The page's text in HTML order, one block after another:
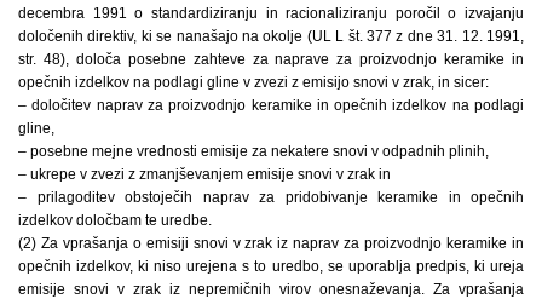
decembra 1991 o standardiziranju in racionaliziranju poročil o izvajanju
določenih direktiv, ki se nanašajo na okolje (UL L št. 377 z dne 31. 12. 1991,
str. 48), določa posebne zahteve za naprave za proizvodnjo keramike in
opečnih izdelkov na podlagi gline v zvezi z emisijo snovi v zrak, in sicer:
– določitev naprav za proizvodnjo keramike in opečnih izdelkov na podlagi
gline,
– posebne mejne vrednosti emisije za nekatere snovi v odpadnih plinih,
– ukrepe v zvezi z zmanjševanjem emisije snovi v zrak in
– prilagoditev obstoječih naprav za pridobivanje keramike in opečnih
izdelkov določbam te uredbe.
(2) Za vprašanja o emisiji snovi v zrak iz naprav za proizvodnjo keramike in
opečnih izdelkov, ki niso urejena s to uredbo, se uporablja predpis, ki ureja
emisije snovi v zrak iz nepremičnih virov onesnaževanja. Za vprašanja